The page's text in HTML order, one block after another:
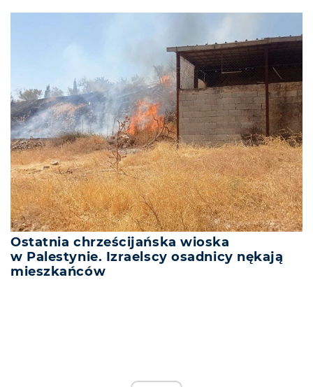
Ostatnia chrześcijańska wioska
w Palestynie. Izraelscy osadnicy nękają
mieszkańców